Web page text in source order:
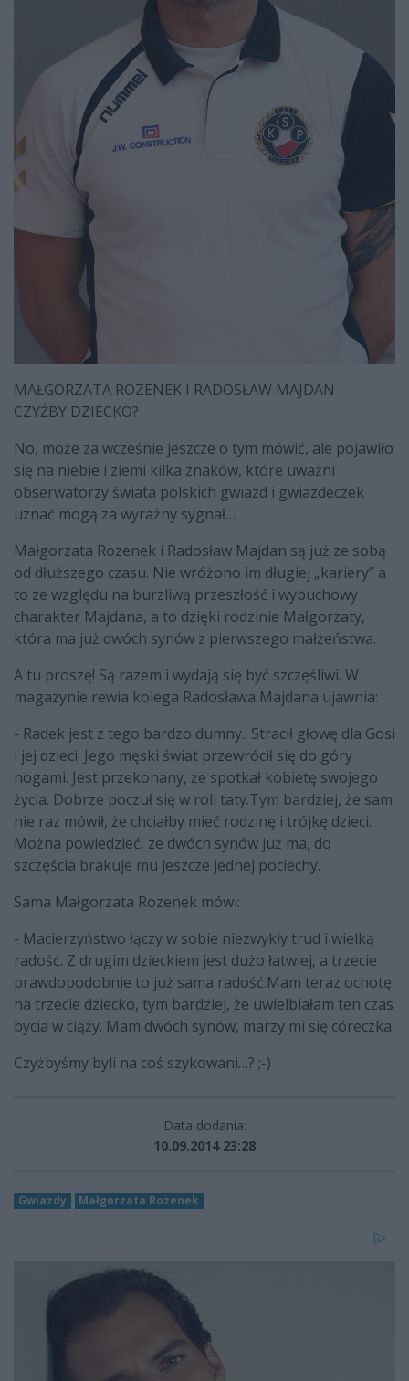
MAŁGORZATA ROZENEK I RADOSŁAW MAJDAN –
CZYŻBY DZIECKO?
No, może za wcześnie jeszcze o tym mówić, ale pojawiło
się na niebie i ziemi kilka znaków, które uważni
obserwatorzy świata polskich gwiazd i gwiazdeczek
uznać mogą za wyraźny sygnał…
Małgorzata Rozenek i Radosław Majdan są już ze sobą
od dłuższego czasu. Nie wróżono im długiej „kariery” a
to ze względu na burzliwą przeszłość i wybuchowy
charakter Majdana, a to dzięki rodzinie Małgorzaty,
która ma już dwóch synów z pierwszego małżeństwa.
A tu proszę! Są razem i wydają się być szczęśliwi. W
magazynie rewia kolega Radosława Majdana ujawnia:
- Radek jest z tego bardzo dumny.. Stracił głowę dla Gosi
i jej dzieci. Jego męski świat przewrócił się do góry
nogami. Jest przekonany, że spotkał kobietę swojego
życia. Dobrze poczuł się w roli taty.Tym bardziej, że sam
nie raz mówił, że chciałby mieć rodzinę i trójkę dzieci.
Można powiedzieć, ze dwóch synów już ma, do
szczęścia brakuje mu jeszcze jednej pociechy.
Sama Małgorzata Rozenek mówi:
- Macierzyństwo łączy w sobie niezwykły trud i wielką
radość. Z drugim dzieckiem jest dużo łatwiej, a trzecie
prawdopodobnie to już sama radość.Mam teraz ochotę
na trzecie dziecko, tym bardziej, że uwielbiałam ten czas
bycia w ciąży. Mam dwóch synów, marzy mi się córeczka.
Czyżbyśmy byli na coś szykowani…? ;-)
Data dodania:
10.09.2014 23:28
Gwiazdy Małgorzata Rozenek